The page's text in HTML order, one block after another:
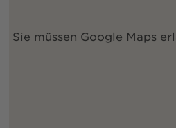
Sie müssen Google Maps